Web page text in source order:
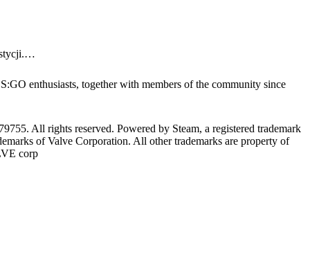
enthusiasts, together with members of the community since
All rights reserved. Powered by Steam, a registered trademark
of Valve Corporation. All other trademarks are property of
corp